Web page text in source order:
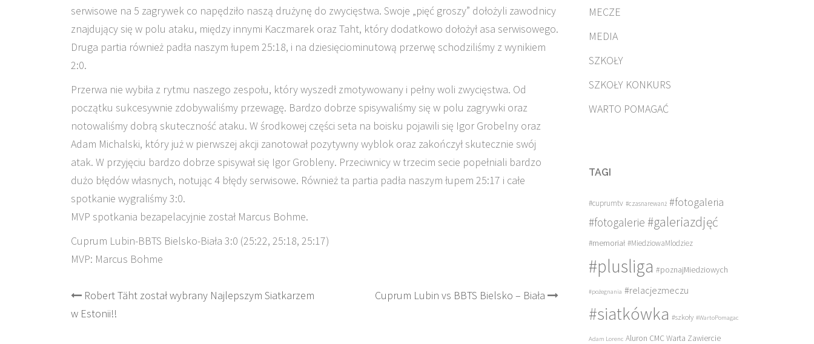
serwisowe na 5 zagrywek co napędziło naszą drużynę do zwycięstwa. Swoje „pięć groszy” dołożyli zawodnicy
znajdujący się w polu ataku, między innymi Kaczmarek oraz Taht, który dodatkowo dołożył asa serwisowego.
Druga partia również padła naszym łupem 25:18, i na dziesięciominutową przerwę schodziliśmy z wynikiem
2:0.
Przerwa nie wybiła z rytmu naszego zespołu, który wyszedł zmotywowany i pełny woli zwycięstwa. Od
początku sukcesywnie zdobywaliśmy przewagę. Bardzo dobrze spisywaliśmy się w polu zagrywki oraz
notowaliśmy dobrą skuteczność ataku. W środkowej części seta na boisku pojawili się Igor Grobelny oraz
Adam Michalski, który już w pierwszej akcji zanotował pozytywny wyblok oraz zakończył skutecznie swój
atak. W przyjęciu bardzo dobrze spisywał się Igor Grobleny. Przeciwnicy w trzecim secie popełniali bardzo
dużo błędów własnych, notując 4 błędy serwisowe. Również ta partia padła naszym łupem 25:17 i całe
spotkanie wygraliśmy 3:0.
MVP spotkania bezapelacyjnie został Marcus Bohme.
Cuprum Lubin-BBTS Bielsko-Biała 3:0 (25:22, 25:18, 25:17)
MVP: Marcus Bohme
Post
navigation
Robert Täht został wybrany Najlepszym Siatkarzem
w Estonii!!
Cuprum Lubin vs BBTS Bielsko – Biała
MECZE
MEDIA
SZKOŁY
SZKOŁY KONKURS
WARTO POMAGAĆ
TAGI
#cuprumtv #czasnarewanż #fotogaleria
#fotogalerie #galeriazdjęć
#memoriał #MiedziowaMlodziez
#plusliga #poznajMiedziowych
#pożegnania #relacjezmeczu
#siatkówka #szkoły #WartoPomagac
Adam Lorenc Aluron CMC Warta Zawiercie